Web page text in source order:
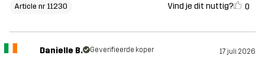
Article nr 11230 Vind je dit nuttig? 0
Danielle B. Geverifieerde koper 17 juli 2026